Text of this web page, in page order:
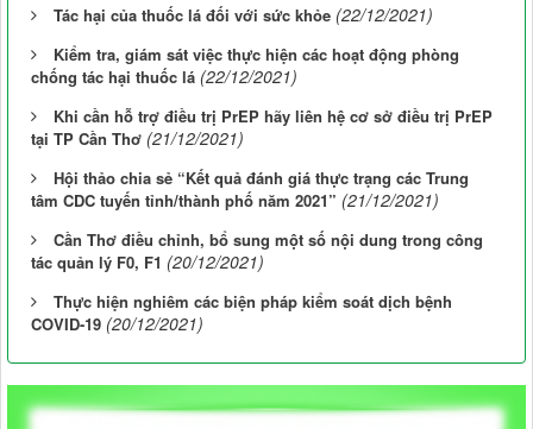
Tác hại của thuốc lá đối với sức khỏe (22/12/2021)
Kiểm tra, giám sát việc thực hiện các hoạt động phòng
chống tác hại thuốc lá (22/12/2021)
Khi cần hỗ trợ điều trị PrEP hãy liên hệ cơ sở điều trị PrEP
tại TP Cần Thơ (21/12/2021)
Hội thảo chia sẻ “Kết quả đánh giá thực trạng các Trung
tâm CDC tuyến tỉnh/thành phố năm 2021” (21/12/2021)
Cần Thơ điều chỉnh, bổ sung một số nội dung trong công
tác quản lý F0, F1 (20/12/2021)
Thực hiện nghiêm các biện pháp kiểm soát dịch bệnh
COVID-19 (20/12/2021)